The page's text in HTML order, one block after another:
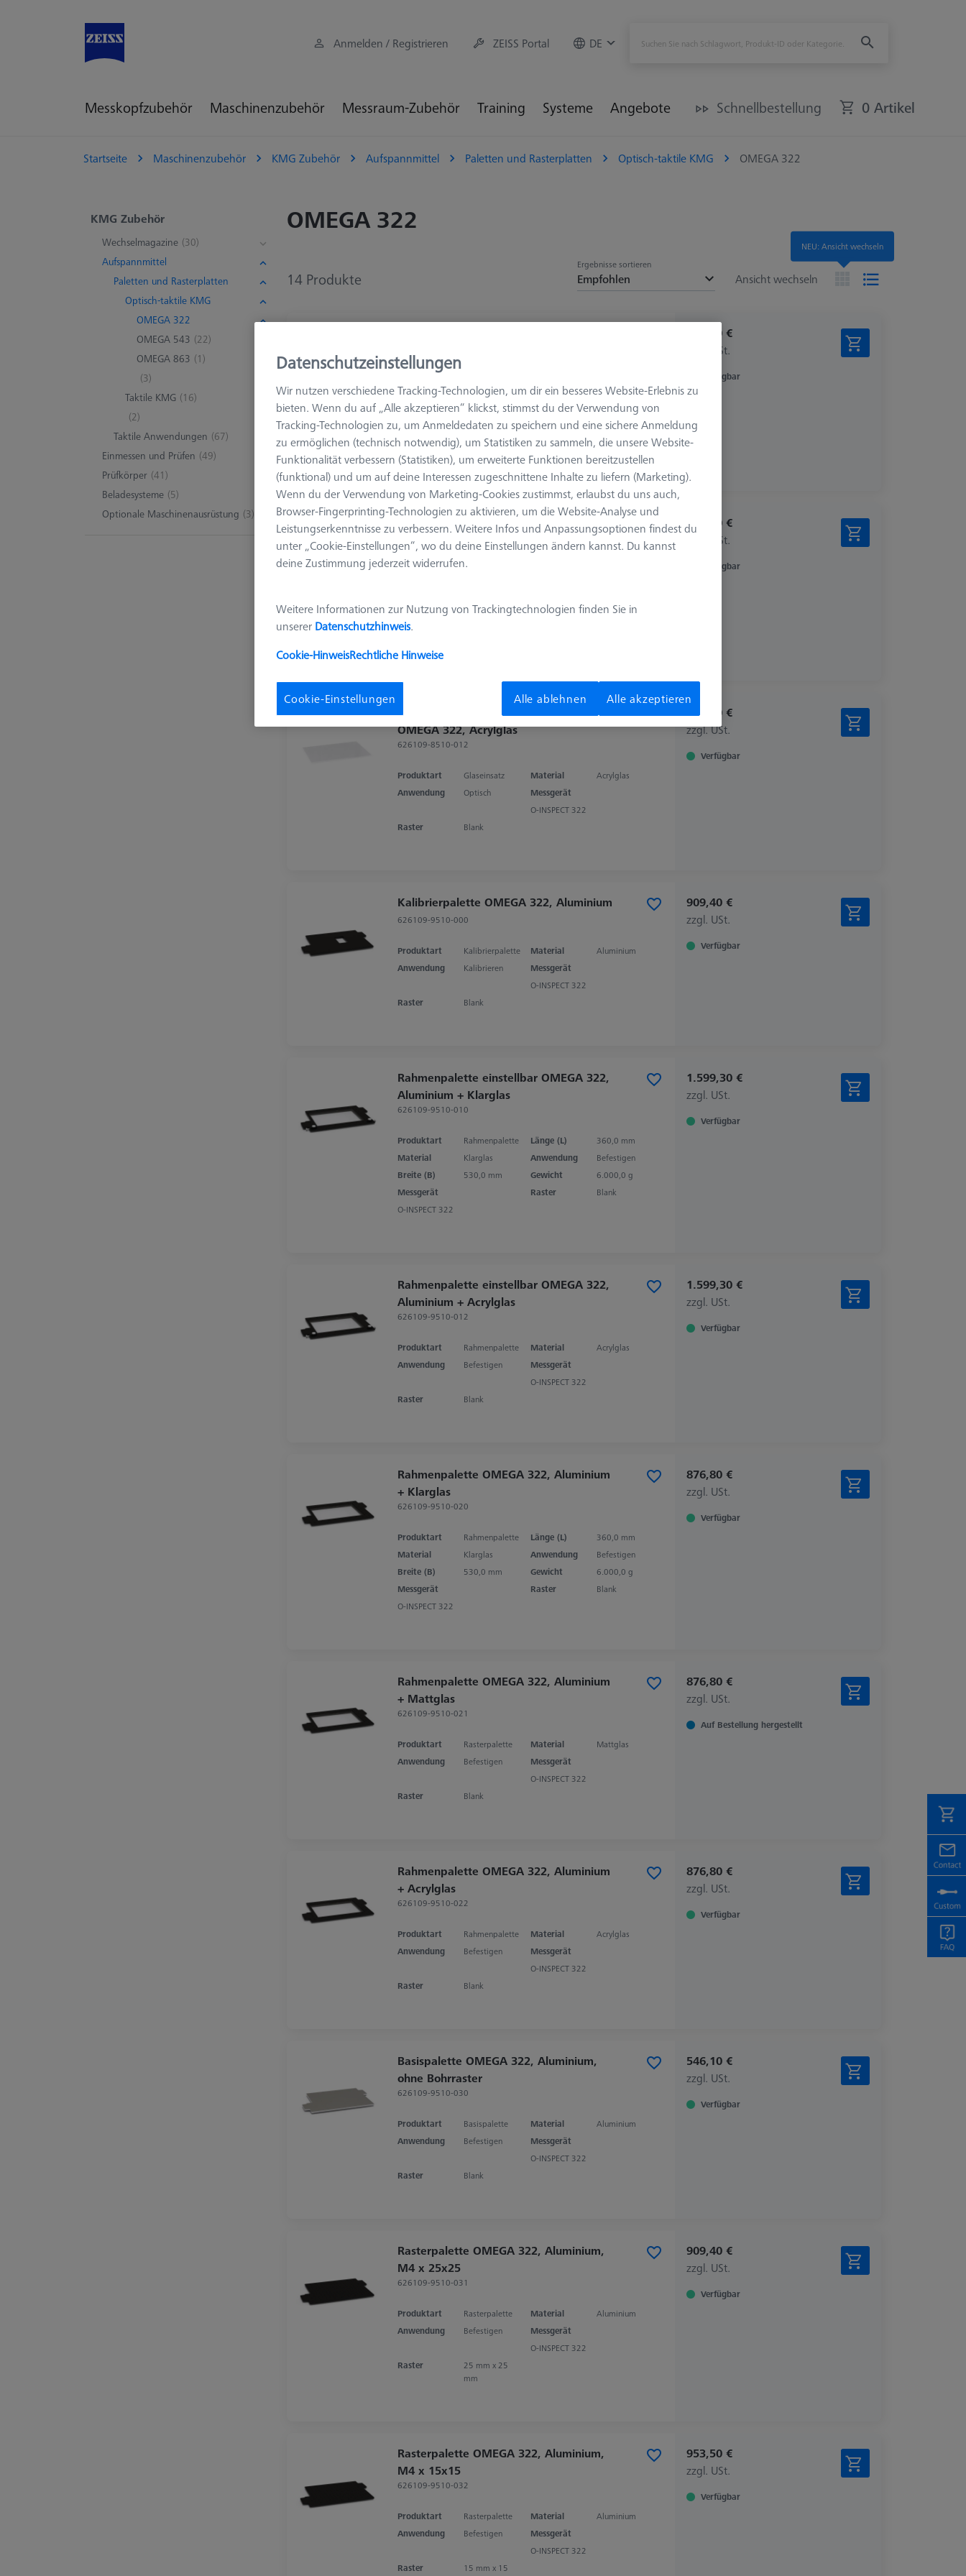
Anmelden / Registrieren ZEISS Portal DE
Messkopfzubehör Maschinenzubehör Messraum-Zubehör Training Systeme Angebote Schnellbestellung 0 Artikel
Startseite Maschinenzubehör KMG Zubehör Aufspannmittel Paletten und Rasterplatten Optisch-taktile KMG OMEGA 322
KMG Zubehör
Wechselmagazine (30)
Aufspannmittel
Paletten und Rasterplatten
Optisch-taktile KMG
OMEGA 322
OMEGA 543 (22)
OMEGA 863 (1)
(3)
Taktile KMG (16)
(2)
Taktile Anwendungen (67)
Einmessen und Prüfen (49)
Prüfkörper (41)
Beladesysteme (5)
Optionale Maschinenausrüstung (3)
OMEGA 322
14 Produkte Ansicht wechseln
Ergebnisse sortieren
Empfohlen
626109-8510-010
Produktart Glaseinsatz Material
Klarglas
Anwendung
Optisch
Messgerät
O-INSPECT 322
Raster
Blank
162,80 €
zzgl. USt.
Verfügbar
Ersatz-Glaseinsatz für Rahmenpalette
OMEGA 322, Mattglas
626109-8510-011
Anwendung
Optisch
Messgerät
O-INSPECT 322
162,80 €
zzgl. USt.
Verfügbar
Ersatz-Glaseinsatz für Rahmenpalette
OMEGA 322, Acrylglas
626109-8510-012
Produktart Glaseinsatz Material
Acrylglas
Anwendung
Optisch
Messgerät
O-INSPECT 322
Raster
Blank
162,80 €
zzgl. USt.
Verfügbar
Kalibrierpalette OMEGA 322, Aluminium
626109-9510-000
Produktart Kalibrierpalette Material
Aluminium
Anwendung
Kalibrieren
Messgerät
O-INSPECT 322
Raster
Blank
909,40 €
zzgl. USt.
Verfügbar
Rahmenpalette einstellbar OMEGA 322,
Aluminium + Klarglas
626109-9510-010
Produktart Rahmenpalette Länge (L)
360,0 mm
Material
Klarglas Anwendung
Befestigen
Breite (B)
530,0 mm Gewicht
6.000,0 g
Messgerät
O-INSPECT 322
Raster Blank
1.599,30 €
zzgl. USt.
Verfügbar
Rahmenpalette einstellbar OMEGA 322,
Aluminium + Acrylglas
626109-9510-012
Produktart Rahmenpalette Material
Acrylglas
Anwendung
Befestigen
Messgerät
O-INSPECT 322
Raster
Blank
1.599,30 €
zzgl. USt.
Verfügbar
Rahmenpalette OMEGA 322, Aluminium
+ Klarglas
626109-9510-020
Produktart Rahmenpalette Länge (L)
360,0 mm
Material
Klarglas Anwendung
Befestigen
Breite (B)
530,0 mm Gewicht
6.000,0 g
Messgerät
O-INSPECT 322
Raster Blank
876,80 €
zzgl. USt.
Verfügbar
Rahmenpalette OMEGA 322, Aluminium
+ Mattglas
626109-9510-021
Produktart Rasterpalette Material
Mattglas
Anwendung
Befestigen
Messgerät
O-INSPECT 322
Raster
Blank
876,80 €
zzgl. USt.
Auf Bestellung hergestellt
Rahmenpalette OMEGA 322, Aluminium
+ Acrylglas
626109-9510-022
Produktart Rahmenpalette Material
Acrylglas
Anwendung
Befestigen
Messgerät
O-INSPECT 322
Raster
Blank
876,80 €
zzgl. USt.
Verfügbar
Basispalette OMEGA 322, Aluminium,
ohne Bohrraster
626109-9510-030
Produktart Basispalette Material
Aluminium
Anwendung
Befestigen
Messgerät
O-INSPECT 322
Raster
Blank
546,10 €
zzgl. USt.
Verfügbar
Rasterpalette OMEGA 322, Aluminium,
M4 x 25x25
626109-9510-031
Produktart Rasterpalette Material
Aluminium
Anwendung
Befestigen
Messgerät
O-INSPECT 322
Raster
25 mm x 25
mm
909,40 €
zzgl. USt.
Verfügbar
Rasterpalette OMEGA 322, Aluminium,
M4 x 15x15
626109-9510-032
Produktart Rasterpalette Material
Aluminium
Anwendung
Befestigen
Messgerät
O-INSPECT 322
Raster
15 mm x 15
953,50 €
zzgl. USt.
Verfügbar
NEU: Ansicht wechseln
Datenschutzeinstellungen
Wir nutzen verschiedene Tracking-Technologien, um dir ein besseres Website-Erlebnis zu
bieten. Wenn du auf „Alle akzeptieren“ klickst, stimmst du der Verwendung von
Tracking-Technologien zu, um Anmeldedaten zu speichern und eine sichere Anmeldung
zu ermöglichen (technisch notwendig), um Statistiken zu sammeln, die unsere Website-
Funktionalität verbessern (Statistiken), um erweiterte Funktionen bereitzustellen
(funktional) und um auf deine Interessen zugeschnittene Inhalte zu liefern (Marketing).
Wenn du der Verwendung von Marketing-Cookies zustimmst, erlaubst du uns auch,
Browser-Fingerprinting-Technologien zu aktivieren, um die Website-Analyse und
Leistungserkenntnisse zu verbessern. Weitere Infos und Anpassungsoptionen findest du
unter „Cookie-Einstellungen“, wo du deine Einstellungen ändern kannst. Du kannst
deine Zustimmung jederzeit widerrufen.
Weitere Informationen zur Nutzung von Trackingtechnologien finden Sie in
unserer Datenschutzhinweis.
Cookie-HinweisRechtliche Hinweise
Cookie-Einstellungen Alle ablehnen Alle akzeptieren